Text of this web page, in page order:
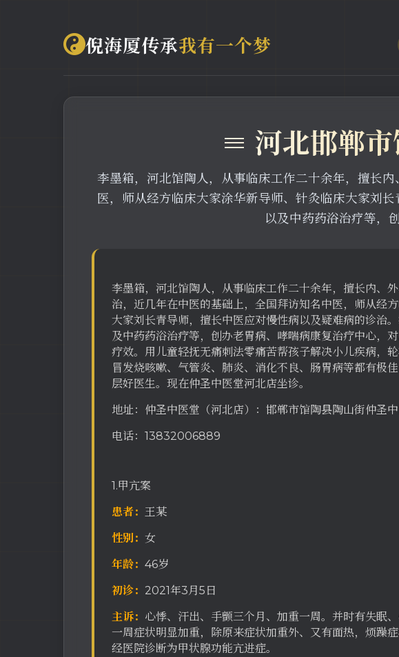
倪海厦传承我有一个梦
≡ 河北邯郸
李墨箱，河北馆陶人，从事临床工作二十余年，擅长
医，师从经方临床大家涂华新导师、针灸临床大家刘
以及中药药浴治疗等，
李墨箱，河北馆陶人，从事临床工作二十余年，擅长内、
治，近几年在中医的基础上，全国拜访知名中医，师从经
大家刘长青导师，擅长中医应对慢性病以及疑难病的诊治
及中药药浴治疗等，创办老胃病、哮喘病康复治疗中心，
疗效。用儿童轻抚无痛刺法零痛苦帮孩子解决小儿疾病，
冒发烧咳嗽、气管炎、肺炎、消化不良、肠胃病等都有极
层好医生。现在仲圣中医堂河北店坐诊。
地址：仲圣中医堂（河北店）：邯郸市馆陶县陶山街仲圣中
电话：13832006889
1.甲亢案
患者： 王某
性别： 女
年龄： 46岁
初诊： 2021年3月5日
主诉： 心悸、汗出、手颤三个月、加重一周。并时有失眠
一周症状明显加重，除原来症状加重外、又有面热，烦躁
经医院诊断为甲状腺功能亢进症。